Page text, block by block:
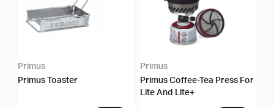
Primus
Primus Toaster
Primus
Primus Coffee-Tea Press For
Lite And Lite+